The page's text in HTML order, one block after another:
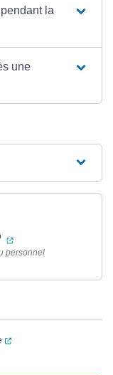
la
une
(ouverture dans un
personnel
(ouverture dans un
un nouvel onglet)